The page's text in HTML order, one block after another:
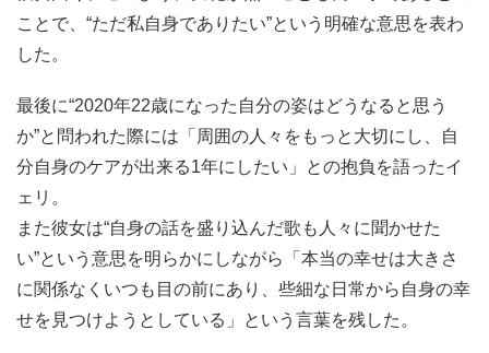
ことで、“ただ私自身でありたい”という明確な意思を表わ
した。
最後に“2020年22歳になった自分の姿はどうなると思う
か”と問われた際には「周囲の人々をもっと大切にし、自
分自身のケアが出来る1年にしたい」との抱負を語ったイ
ェリ。
また彼女は“自身の話を盛り込んだ歌も人々に聞かせた
い”という意思を明らかにしながら「本当の幸せは大きさ
に関係なくいつも目の前にあり、些細な日常から自身の幸
せを見つけようとしている」という言葉を残した。